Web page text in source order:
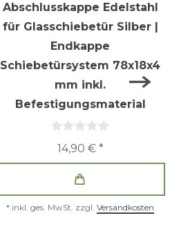
Abschlusskappe Edelstahl
für Glasschiebetür Silber |
Endkappe
Schiebetürsystem 78x18x4
mm inkl.
Befestigungsmaterial
14,90 € *
* inkl. ges. MwSt. zzgl. Versandkosten